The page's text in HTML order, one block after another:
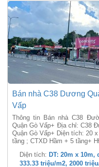
Bán nhà C38 Dương
Vấp
Thông tin Bán nhà C38
Quận Gò Vấp+ Địa chỉ: C38
Quận Gò Vấp+ Diện tích: 20
tầng ; CTXD Hầm + 5 tầng+
Diện tích: DT: 20m x 10m,
333.33 triệu/m2, 2000